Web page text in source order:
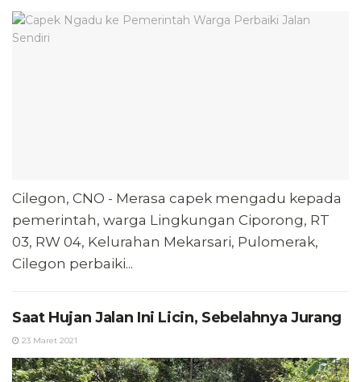
Cilegon, CNO - Merasa capek mengadu kepada
pemerintah, warga Lingkungan Ciporong, RT
03, RW 04, Kelurahan Mekarsari, Pulomerak,
Cilegon perbaiki...
Saat Hujan Jalan Ini Licin, Sebelahnya Jurang
23 Maret 2021